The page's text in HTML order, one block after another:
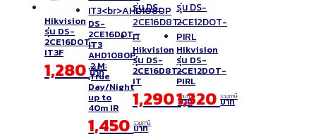
Hikvision
รุ่น DS-
2CE16DOT-
IT3F
1,280รวมภาษี
บาท
DS-
2CE16D0T-
IT3
AHD1080P
,2 M
,True
Day/Night
up to
40m IR
1,450รวมภาษี
บาท
Hikvision
รุ่น DS-
2CE16D8T-
IT
1,290รวมภาษี
บาท
Hikvision
รุ่น DS-
2CE12DOT-
PIRL
1,320รวมภาษี
บาท